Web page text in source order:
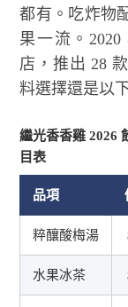
都有。吃炸物
果一流。
店，推出 28
料選擇還是以
繼光香香雞 2026
目表
品項
粹釀酸梅湯
水果冰茶